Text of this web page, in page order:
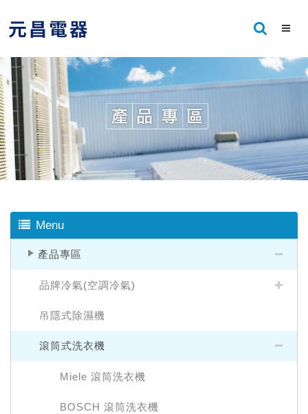
Menu
產品專區
品牌冷氣(空調冷氣)
吊隱式除濕機
滾筒式洗衣機
Miele 滾筒洗衣機
BOSCH 滾筒洗衣機